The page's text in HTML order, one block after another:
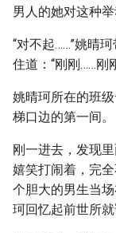
男人的她对这种
“对不起……”姚晴
住道：“刚刚……刚
姚晴珂所在的班
梯口边的第一间。
刚一进去，发现
嬉笑打闹着，完
个胆大的男生当
珂回忆起前世所就